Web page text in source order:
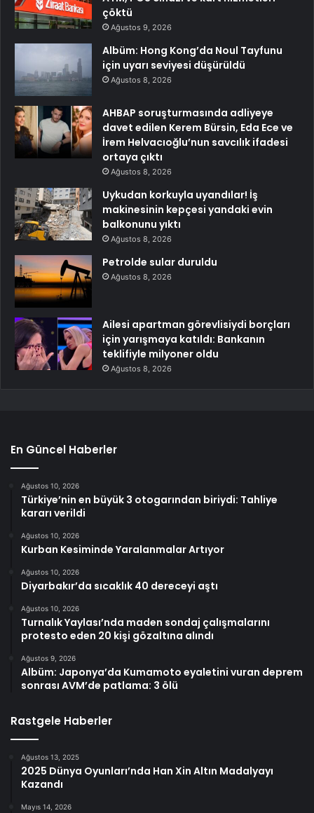
çöktü
Ağustos 9, 2026
Albüm: Hong Kong’da Noul Tayfunu
için uyarı seviyesi düşürüldü
Ağustos 8, 2026
AHBAP soruşturmasında adliyeye
davet edilen Kerem Bürsin, Eda Ece ve
İrem Helvacıoğlu’nun savcılık ifadesi
ortaya çıktı
Ağustos 8, 2026
Uykudan korkuyla uyandılar! İş
makinesinin kepçesi yandaki evin
balkonunu yıktı
Ağustos 8, 2026
Petrolde sular duruldu
Ağustos 8, 2026
Ailesi apartman görevlisiydi borçları
için yarışmaya katıldı: Bankanın
teklifiyle milyoner oldu
Ağustos 8, 2026
En Güncel Haberler
Ağustos 10, 2026
Türkiye’nin en büyük 3 otogarından biriydi: Tahliye
kararı verildi
Ağustos 10, 2026
Kurban Kesiminde Yaralanmalar Artıyor
Ağustos 10, 2026
Diyarbakır’da sıcaklık 40 dereceyi aştı
Ağustos 10, 2026
Turnalık Yaylası’nda maden sondaj çalışmalarını
protesto eden 20 kişi gözaltına alındı
Ağustos 9, 2026
Albüm: Japonya’da Kumamoto eyaletini vuran deprem
sonrası AVM’de patlama: 3 ölü
Rastgele Haberler
Ağustos 13, 2025
2025 Dünya Oyunları’nda Han Xin Altın Madalyayı
Kazandı
Mayıs 14, 2026